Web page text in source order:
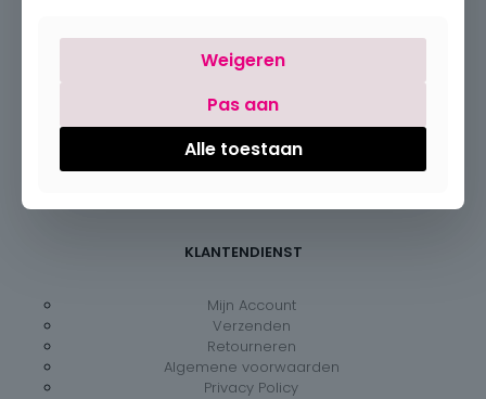
Openingsuren
Maandag: Gesloten
Dinsdag – vrijdag: 09:30 – 18:00
Zaterdag: 09:30 – 18:00
Zondag: Gesloten
KLANTENDIENST
Mijn Account
Verzenden
Retourneren
Algemene voorwaarden
Privacy Policy
Weigeren
Pas aan
Alle toestaan